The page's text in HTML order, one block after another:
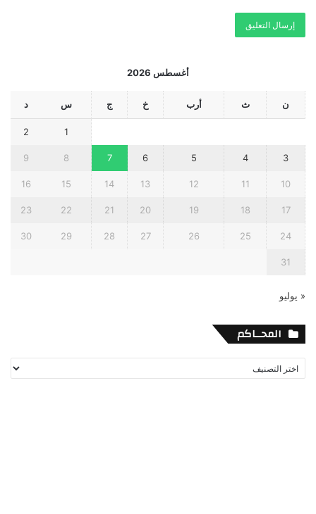
أغسطس 2026
ن ث أرب خ ج س د
1
2
3
4
5
6
7
8
9
10
11
12
13
14
15
16
17
18
19
20
21
22
23
24
25
26
27
28
29
30
31
« يوليو
المحــاكم
المحــاكم